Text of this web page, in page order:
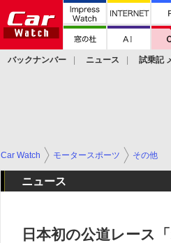
バックナンバー ニュース 試乗記
Car Watch モータースポーツ その他
ニュース
日本初の公道レース